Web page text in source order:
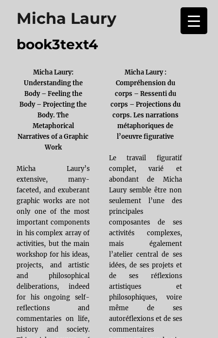
Micha Laury
book3text4
Micha Laury:
Understanding the
Body – Feeling the
Body – Projecting the
Body. The
Metaphorical
Narratives of a Graphic
Work
Micha Laury’s
extensive, many-
faceted, and exuberant
graphic works are not
only one of the most
important components
in his complex array of
activities, but the main
workshop for his ideas,
projects, and artistic
and philosophical
deliberations, indeed
for his ongoing self-
reflections and
commentaries on life,
history and society.
Micha Laury :
Compréhension du
corps – Ressenti du
corps – Projections du
corps. Les narrations
métaphoriques de
l’oeuvre figurative
Le travail figuratif
complet, varié et
abondant de Micha
Laury semble être non
seulement l’une des
principales
composantes de ses
activités complexes,
mais également
l’atelier central de ses
idées, de ses projets et
de ses réflexions
artistiques et
philosophiques, voire
même de ses
autoréflexions et de ses
commentaires